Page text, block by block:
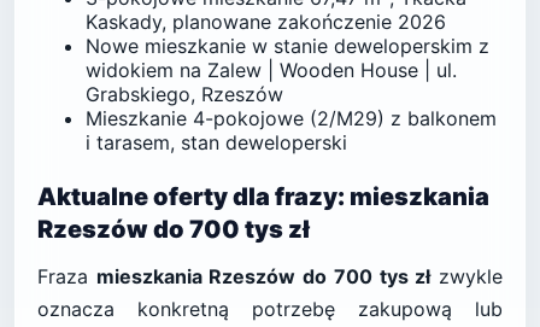
Kaskady, planowane zakończenie 2026
Nowe mieszkanie w stanie deweloperskim z
widokiem na Zalew | Wooden House | ul.
Grabskiego, Rzeszów
Mieszkanie 4-pokojowe (2/M29) z balkonem
i tarasem, stan deweloperski
Aktualne oferty dla frazy: mieszkania
Rzeszów do 700 tys zł
Fraza mieszkania Rzeszów do 700 tys złzwykle
oznacza konkretną potrzebę zakupową lub